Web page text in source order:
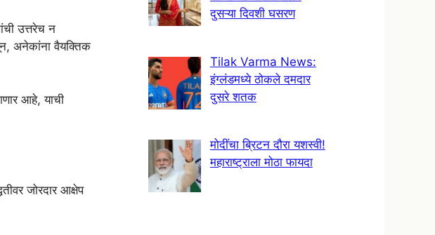
उत्तरेच न
अनेकांना वैयक्तिक
आहे, याची
जोरदार आक्षेप
दुसऱ्या दिवशी घसरण
Tilak Varma News:
इंग्लंडमध्ये ठोकले दमदार
दुसरे शतक
मोदींचा ब्रिटन दौरा यशस्वी!
महाराष्ट्राला मोठा फायदा